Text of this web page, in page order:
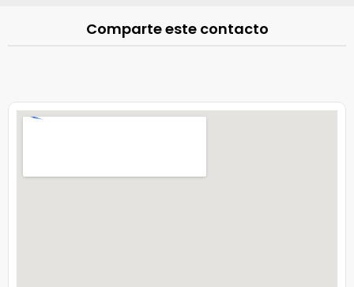
Comparte este contacto